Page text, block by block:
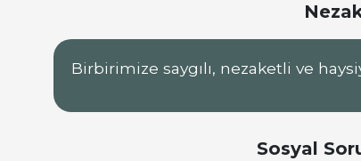
Birbirimize saygılı, nezaketli ve
Sosyal